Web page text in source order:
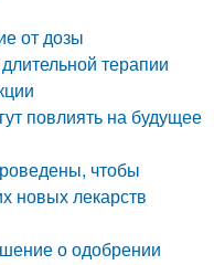
от дозы
терапии
повлиять на будущее
чтобы
новых лекарств
о одобрении